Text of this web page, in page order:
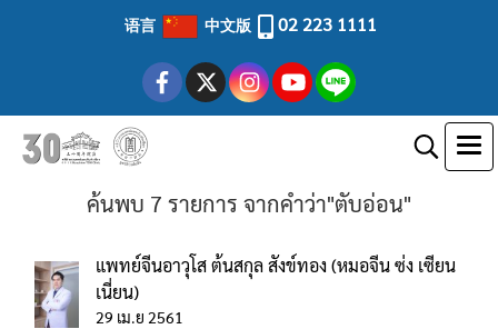
语言 中文版 02 223 1111
ค้นพบ 7 รายการ จากคำว่า"ตับอ่อน"
แพทย์จีนอาวุโส ต้นสกุล สังข์ทอง (หมอจีน ซ่ง เซียน
เนี่ยน)
29 เม.ย 2561